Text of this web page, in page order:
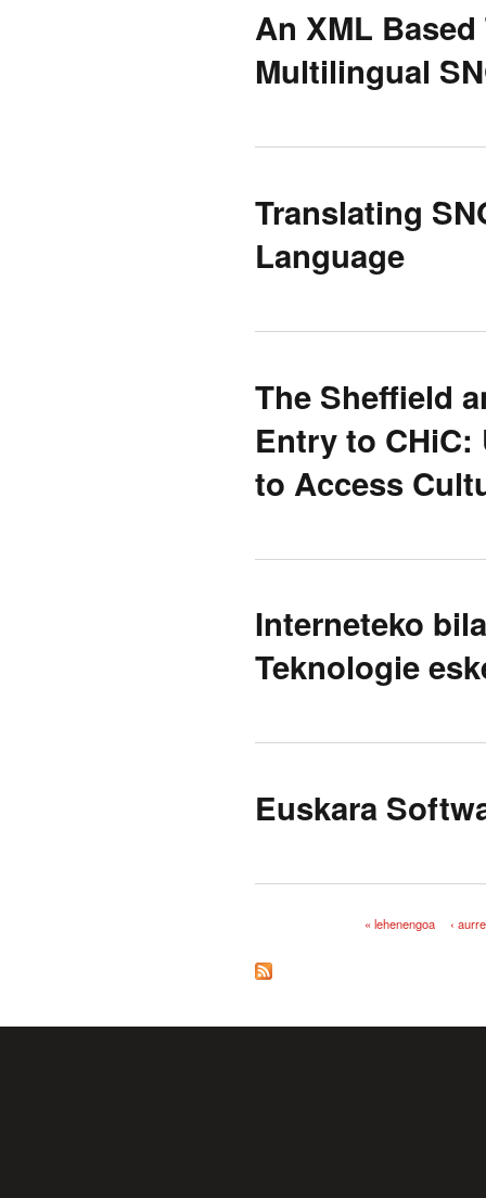
An XML
Multilingual
Translating
Language
The Sheffield
Entry to
to Access
Interneteko
Teknologie
Euskara
« lehenengoa ‹